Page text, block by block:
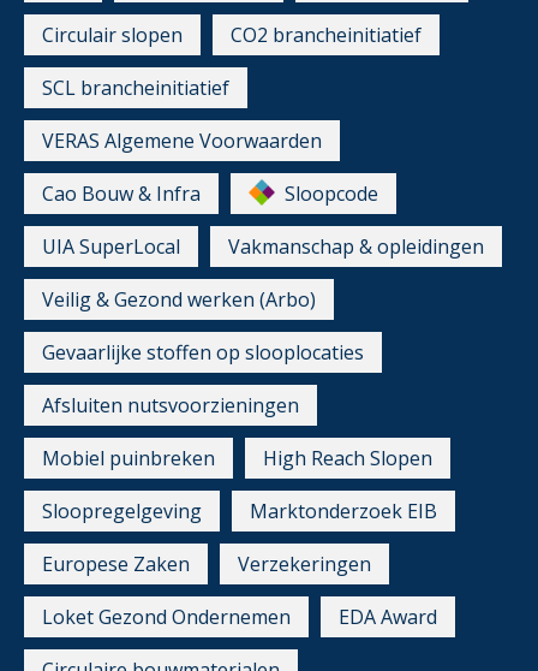
Circulair slopen
CO2 brancheinitiatief
SCL brancheinitiatief
VERAS Algemene Voorwaarden
Cao Bouw & Infra
Sloopcode
UIA SuperLocal
Vakmanschap & opleidingen
Veilig & Gezond werken (Arbo)
Gevaarlijke stoffen op slooplocaties
Afsluiten nutsvoorzieningen
Mobiel puinbreken
High Reach Slopen
Sloopregelgeving
Marktonderzoek EIB
Europese Zaken
Verzekeringen
Loket Gezond Ondernemen
EDA Award